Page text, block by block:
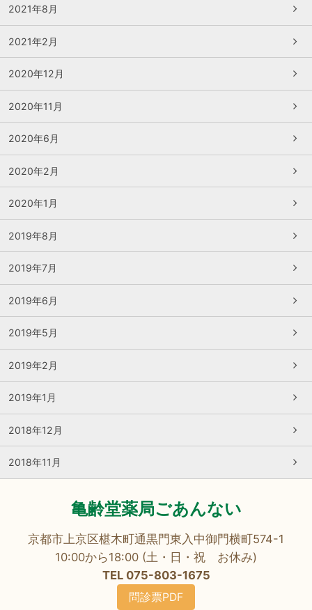
2021年8月
2021年2月
2020年12月
2020年11月
2020年6月
2020年2月
2020年1月
2019年8月
2019年7月
2019年6月
2019年5月
2019年2月
2019年1月
2018年12月
2018年11月
亀齢堂薬局ごあんない
京都市上京区椹木町通黒門東入中御門横町574-1
10:00から18:00 (土・日・祝 お休み)
TEL 075-803-1675
問診票PDF